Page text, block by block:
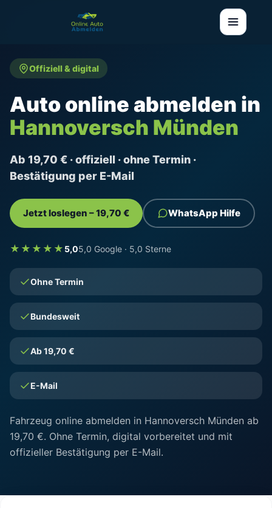
Offiziell & digital
Auto online abmelden in
Hannoversch Münden
Ab 19,70 € · offiziell · ohne Termin ·
Bestätigung per E-Mail
Jetzt loslegen – 19,70 € WhatsApp Hilfe
★★★★★ 5,05,0 Google · 5,0 Sterne
Ohne Termin
Bundesweit
Ab 19,70 €
E-Mail
Fahrzeug online abmelden in Hannoversch Münden ab
19,70 €. Ohne Termin, digital vorbereitet und mit
offizieller Bestätigung per E-Mail.